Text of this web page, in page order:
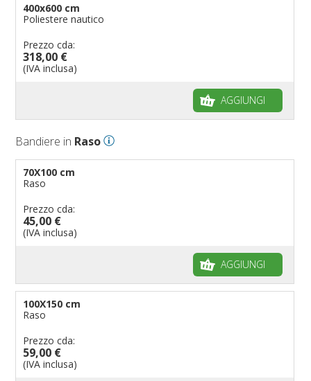
400x600 cm
Poliestere nautico
Prezzo cda:
318,00 €
(IVA inclusa)
AGGIUNGI
Bandiere in Raso
70X100 cm
Raso
Prezzo cda:
45,00 €
(IVA inclusa)
AGGIUNGI
100X150 cm
Raso
Prezzo cda:
59,00 €
(IVA inclusa)